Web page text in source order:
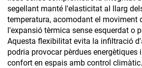
segellant manté l'elasticitat al llarg
temperatura, acomodant el moviment
l'expansió tèrmica sense esquerdat o
Aquesta flexibilitat evita la infiltració
podria provocar pèrdues energètiques
confort en espais amb control